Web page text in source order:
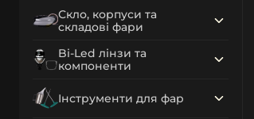
Скло, корпуси та
складові фари
Bi-Led лінзи та
компоненти
Інструменти для фар